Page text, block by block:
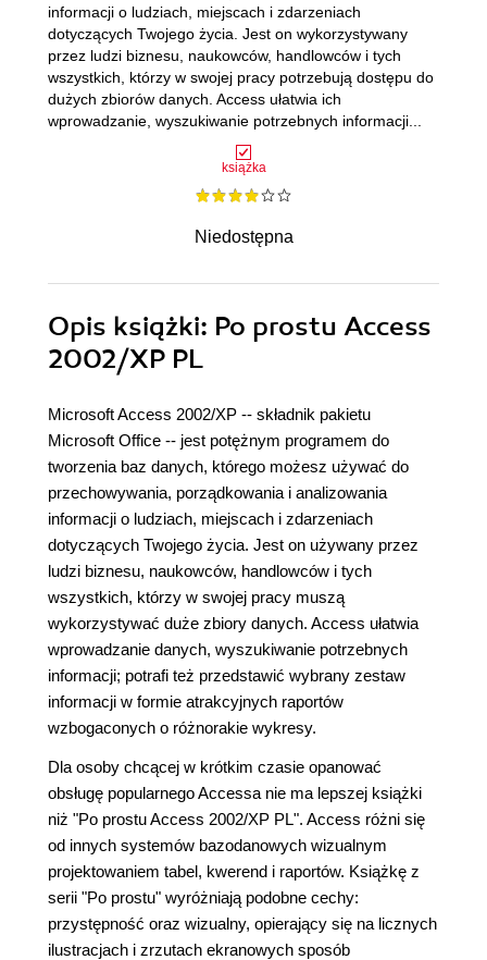
książka
Niedostępna
informacji o ludziach, miejscach i zdarzeniach
dotyczących Twojego życia. Jest on wykorzystywany
przez ludzi biznesu, naukowców, handlowców i tych
wszystkich, którzy w swojej pracy potrzebują dostępu do
dużych zbiorów danych. Access ułatwia ich
wprowadzanie, wyszukiwanie potrzebnych informacji...
Opis książki: Po prostu Access
2002/XP PL
Microsoft Access 2002/XP -- składnik pakietu
Microsoft Office -- jest potężnym programem do
tworzenia baz danych, którego możesz używać do
przechowywania, porządkowania i analizowania
informacji o ludziach, miejscach i zdarzeniach
dotyczących Twojego życia. Jest on używany przez
ludzi biznesu, naukowców, handlowców i tych
wszystkich, którzy w swojej pracy muszą
wykorzystywać duże zbiory danych. Access ułatwia
wprowadzanie danych, wyszukiwanie potrzebnych
informacji; potrafi też przedstawić wybrany zestaw
informacji w formie atrakcyjnych raportów
wzbogaconych o różnorakie wykresy.
Dla osoby chcącej w krótkim czasie opanować
obsługę popularnego Accessa nie ma lepszej książki
niż "Po prostu Access 2002/XP PL". Access różni się
od innych systemów bazodanowych wizualnym
projektowaniem tabel, kwerend i raportów. Książkę z
serii "Po prostu" wyróżniają podobne cechy:
przystępność oraz wizualny, opierający się na licznych
ilustracjach i zrzutach ekranowych sposób